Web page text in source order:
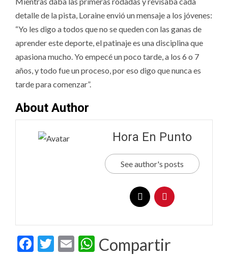
detalle de la pista, Loraine envió un mensaje a los jóvenes:
“Yo les digo a todos que no se queden con las ganas de
aprender este deporte, el patinaje es una disciplina que
apasiona mucho. Yo empecé un poco tarde, a los 6 o 7
años, y todo fue un proceso, por eso digo que nunca es
tarde para comenzar”.
About Author
Hora En Punto
See author's posts
Facebook
Twitter
EmailWhatsApp
Compartir